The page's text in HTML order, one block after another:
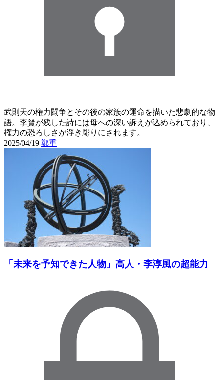
武則天の権力闘争とその後の家族の運命を描いた悲劇的な物
語。李賢が残した詩には母への深い訴えが込められており、
権力の恐ろしさが浮き彫りにされます。
2025/04/19 鄭重
「未来を予知できた人物」高人・李淳風の超能力